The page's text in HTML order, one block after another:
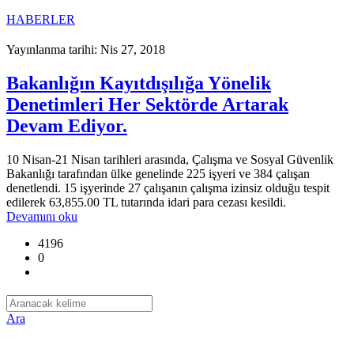
HABERLER
Yayınlanma tarihi: Nis 27, 2018
Bakanlığın Kayıtdışılığa Yönelik
Denetimleri Her Sektörde Artarak
Devam Ediyor.
10 Nisan-21 Nisan tarihleri arasında, Çalışma ve Sosyal Güvenlik
Bakanlığı tarafından ülke genelinde 225 işyeri ve 384 çalışan
denetlendi. 15 işyerinde 27 çalışanın çalışma izinsiz olduğu tespit
edilerek 63,855.00 TL tutarında idari para cezası kesildi.
Devamını oku
4196
0
Ara